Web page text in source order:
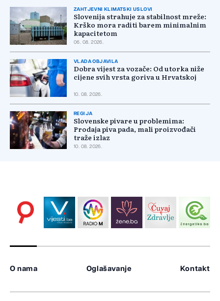
ZAHTJEVNI KLIMATSKI USLOVI
Slovenija strahuje za stabilnost mreže:
Krško mora raditi barem minimalnim
kapacitetom
06. 08. 2026.
VLADA OBJAVILA
Dobra vijest za vozače: Od utorka niže
cijene svih vrsta goriva u Hrvatskoj
10. 08. 2026.
REGIJA
Slovenske pivare u problemima:
Prodaja piva pada, mali proizvođači
traže izlaz
10. 08. 2026.
O nama Oglašavanje Kontakt